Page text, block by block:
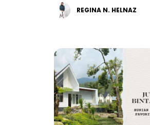
REGINA N. HELNAZ